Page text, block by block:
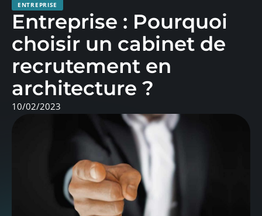
ENTREPRISE
Entreprise : Pourquoi
choisir un cabinet de
recrutement en
architecture ?
10/02/2023